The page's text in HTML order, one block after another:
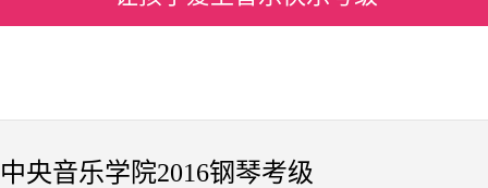
中央音乐学院2016钢琴考级